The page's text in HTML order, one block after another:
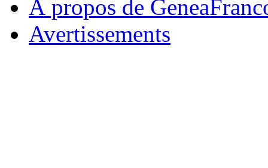
À propos de
Avertissements